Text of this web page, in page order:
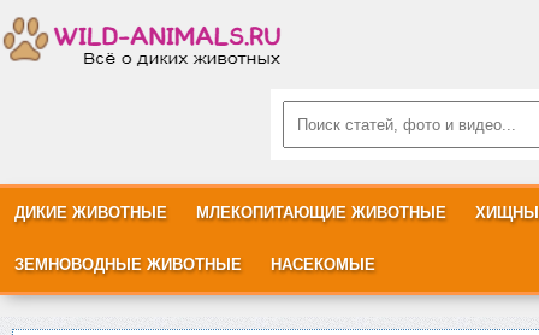
ДИКИЕ ЖИВОТНЫЕ МЛЕКОПИТАЮЩИЕ ЖИВОТНЫЕ
ЗЕМНОВОДНЫЕ ЖИВОТНЫЕ НАСЕКОМЫЕ